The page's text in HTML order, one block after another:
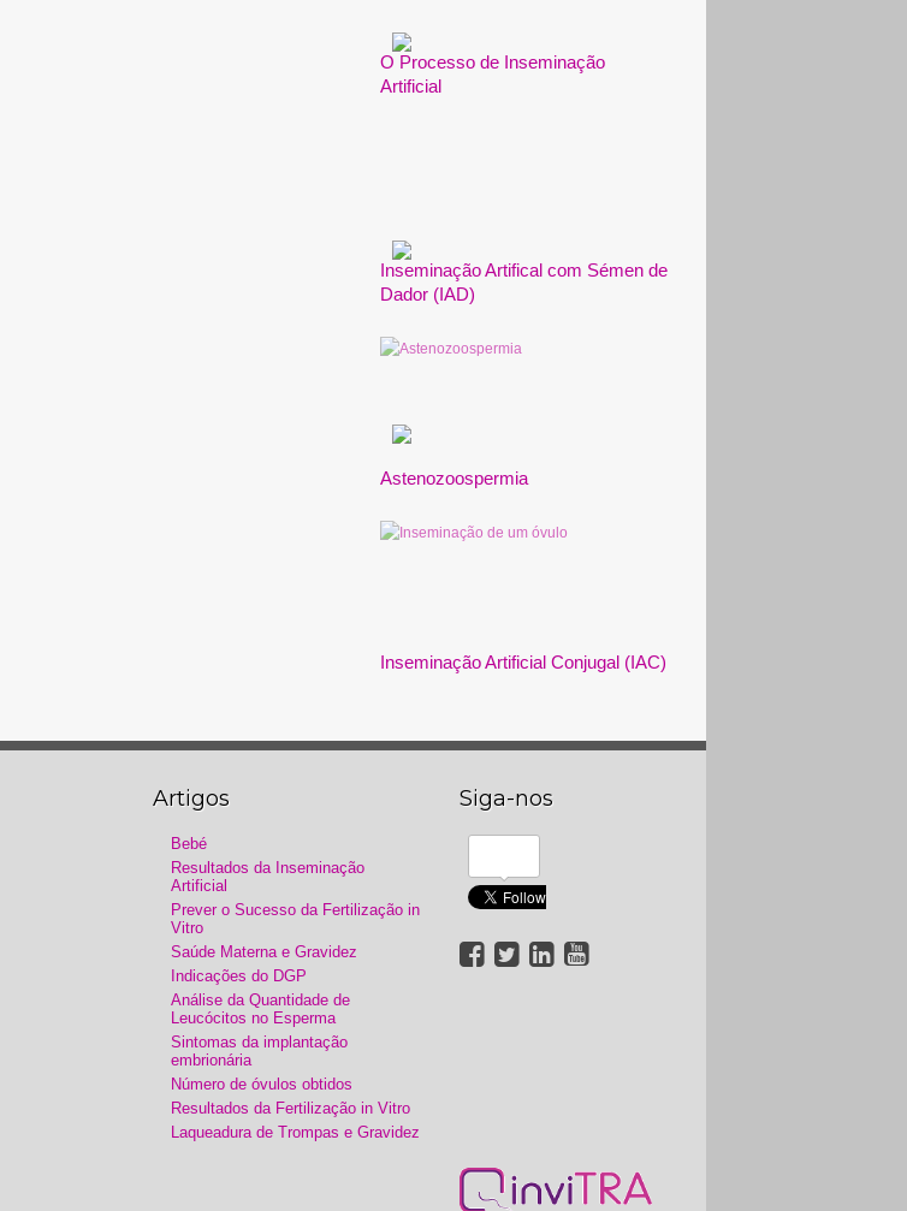
O Processo de Inseminação
Artificial
Inseminação Artifical com Sémen de
Dador (IAD)
Astenozoospermia
Inseminação Artificial Conjugal (IAC)
Artigos
Bebé
Resultados da Inseminação
Artificial
Prever o Sucesso da Fertilização in
Vitro
Saúde Materna e Gravidez
Indicações do DGP
Análise da Quantidade de
Leucócitos no Esperma
Sintomas da implantação
embrionária
Número de óvulos obtidos
Resultados da Fertilização in Vitro
Laqueadura de Trompas e Gravidez
Siga-nos